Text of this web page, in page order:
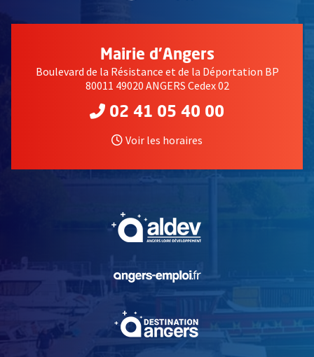
Mairie d'Angers
Boulevard de la Résistance et de la Déportation BP
80011 49020 ANGERS Cedex 02
02 41 05 40 00
Voir les horaires
, Ouvre une nouvelle